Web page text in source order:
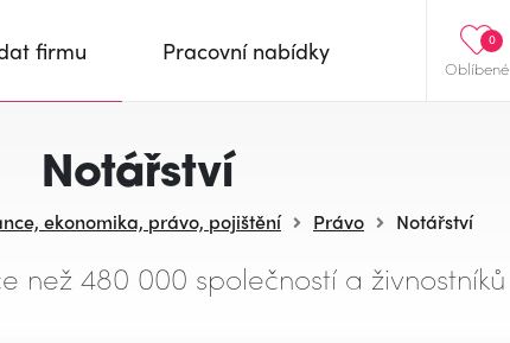
Oblíbené
0
firmu Pracovní nabídky
Notářství
ekonomika, právo, pojištění Právo Notářství
než 480 000 společností a živnostníků